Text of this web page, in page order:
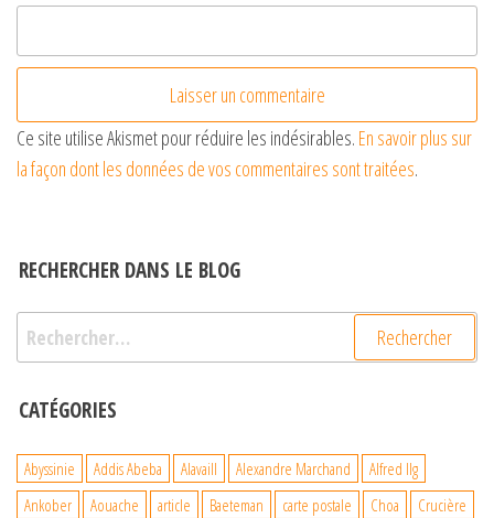
Ce site utilise Akismet pour réduire les indésirables. En savoir plus sur
la façon dont les données de vos commentaires sont traitées.
RECHERCHER DANS LE BLOG
Rechercher :
CATÉGORIES
Abyssinie Addis Abeba Alavaill Alexandre Marchand
Alfred Ilg
Ankober
Aouache article Baeteman carte postale Choa
Crucière